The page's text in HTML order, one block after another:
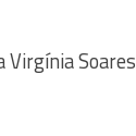
Soares